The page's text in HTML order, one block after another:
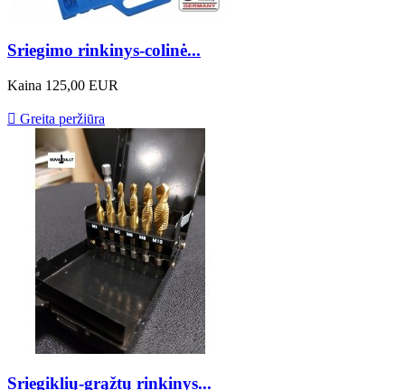
Sriegimo rinkinys-colinė...
Kaina 125,00 EUR
 Greita peržiūra
Sriegiklių-grąžtų rinkinys...